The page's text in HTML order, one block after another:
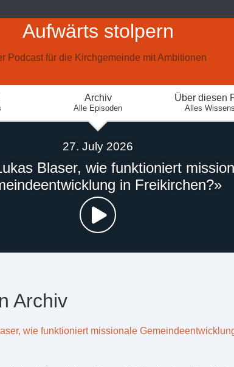
Aufwärts stolpern
Podcast für die Kirchgemeinde mit Ambitionen
Archiv
Alle Episoden
Über diesen
Alles
27. July 2026
Blaser, wie funktioniert
in Freikirchen?»
Archiv
wie funktioniert missionale